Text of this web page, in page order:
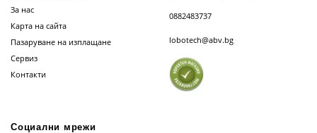
За нас
Карта на сайта
Пазаруване на изплащане
Сервиз
Контакти
0882483737
lobotech@abv.bg
Социални мрежи